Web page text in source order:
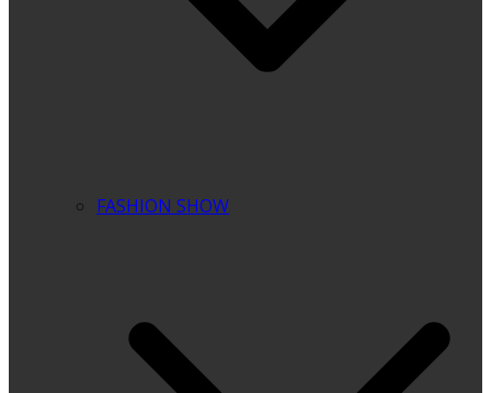
FASHION SHOW